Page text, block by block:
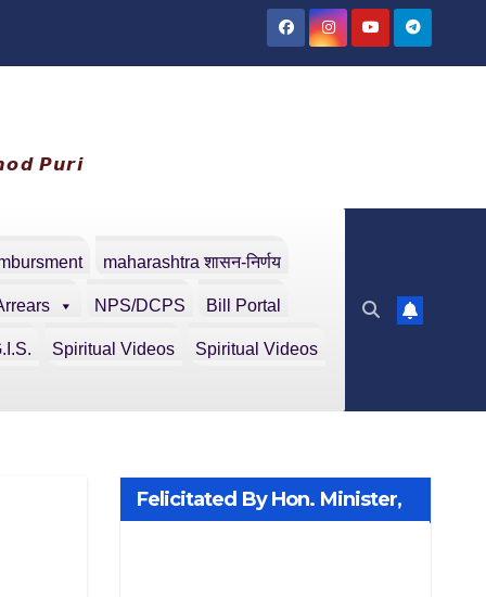
𝙋𝙪𝙧𝙞
maharashtra शासन-निर्णय
NPS/DCPS Bill Portal
Spiritual Videos Spiritual Videos
Felicitated By Hon. Minister,